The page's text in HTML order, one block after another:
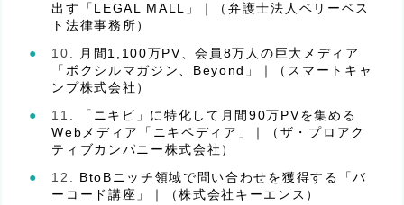
出す「LEGAL MALL」｜（弁護士法人ベリーベス
ト法律事務所）
月間1,100万PV、会員8万人の巨大メディア
「ボクシルマガジン、Beyond」｜（スマートキャ
ンプ株式会社）
「ニキビ」に特化して月間90万PVを集める
Webメディア「ニキペディア」｜（ザ・プロアク
ティブカンパニー株式会社）
BtoBニッチ領域で問い合わせを獲得する「バ
ーコード講座」｜（株式会社キーエンス）